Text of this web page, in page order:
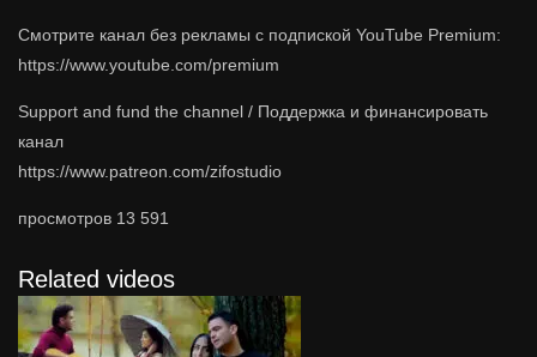
Cмотрите канал без рекламы с подпиской YouTube Premium:
https://www.youtube.com/premium
Support and fund the channel / Поддержка и финансировать
канал
https://www.patreon.com/zifostudio
просмотров 13 591
Related videos